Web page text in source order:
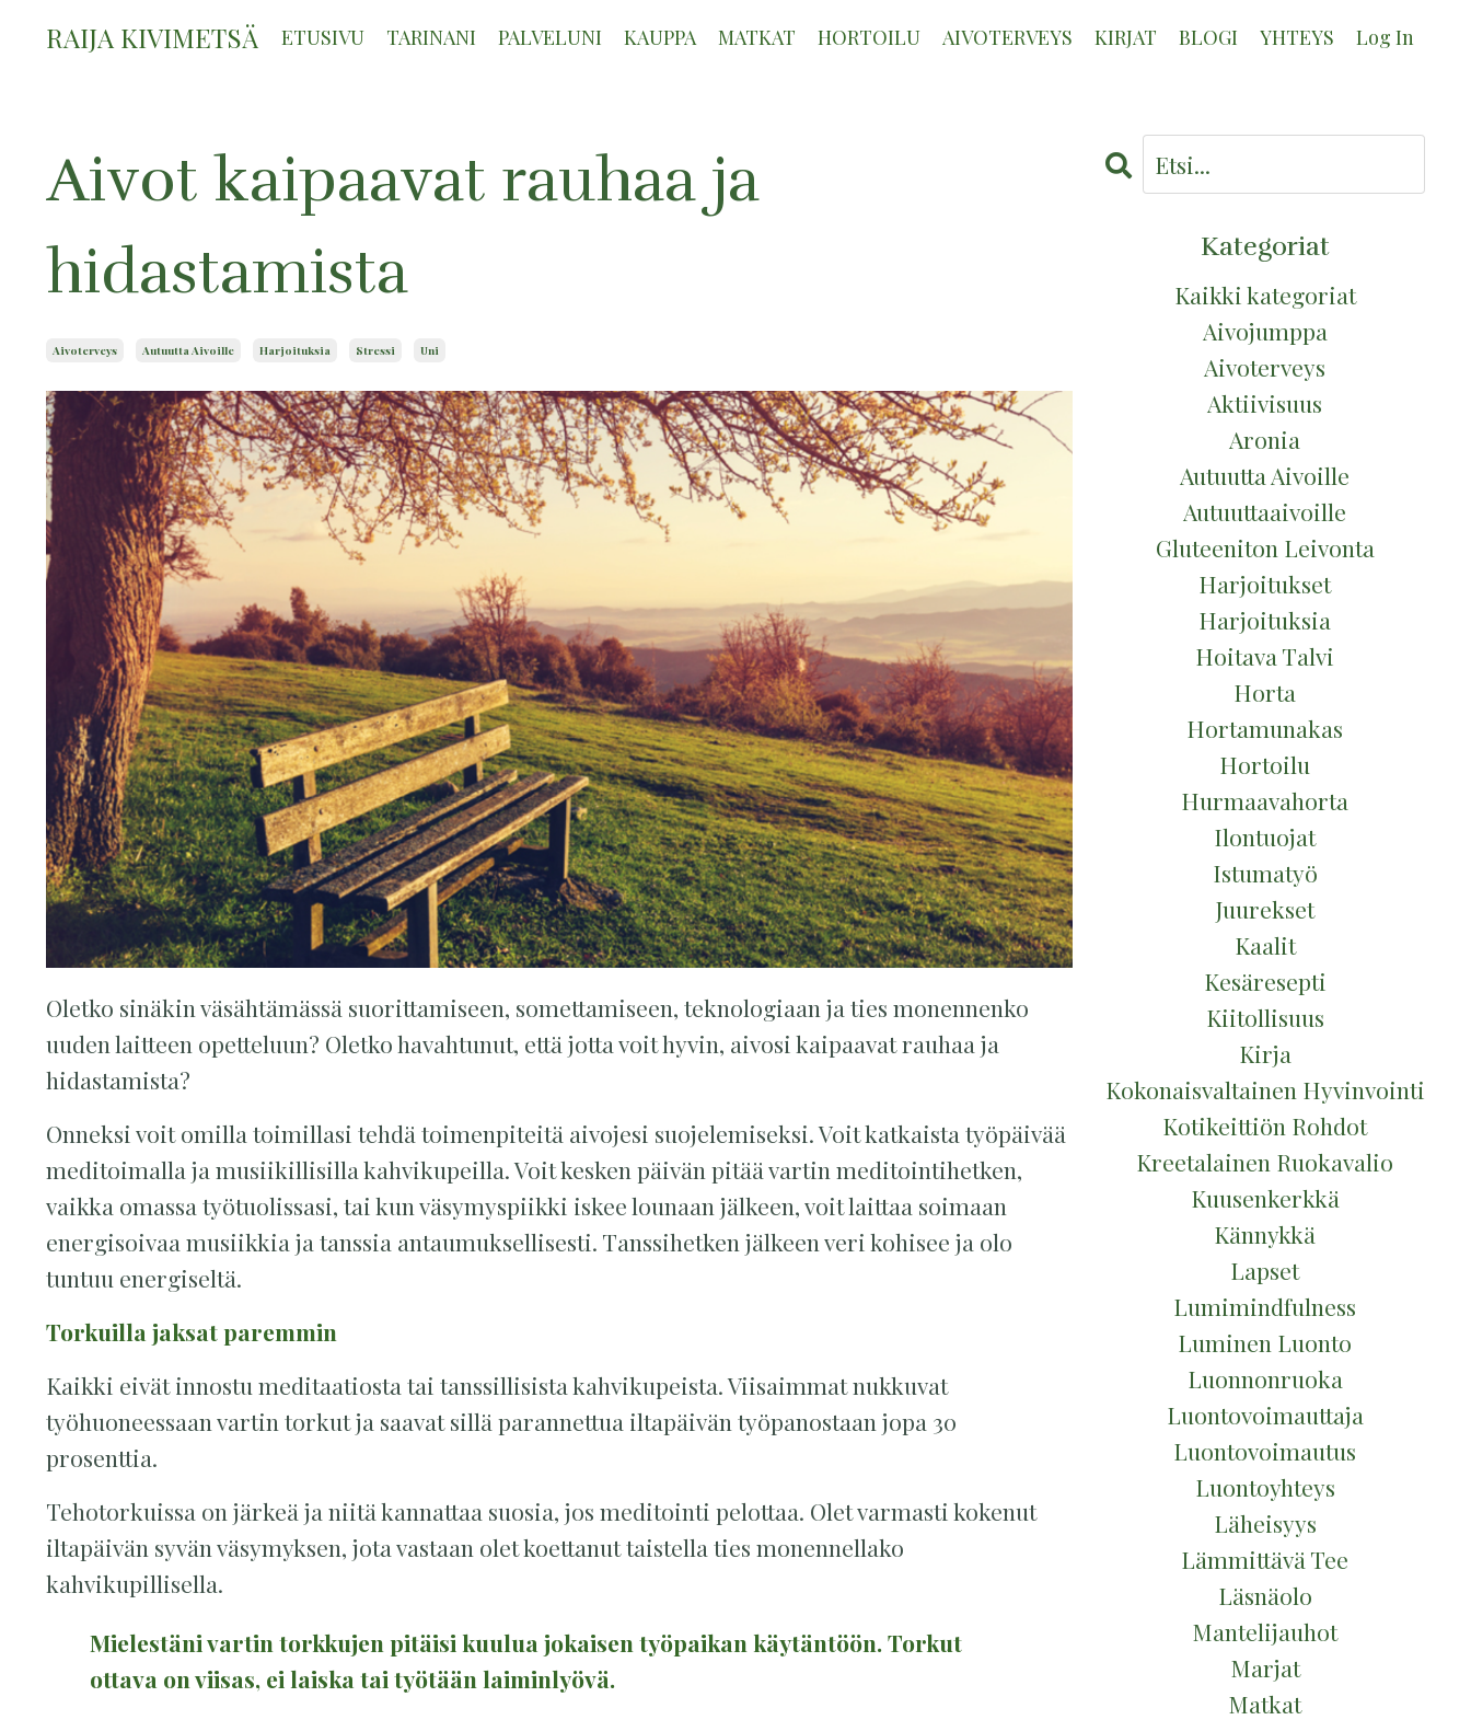
RAIJA KIVIMETSÄ ETUSIVU TARINANI PALVELUNI KAUPPA MATKAT HORTOILU AIVOTERVEYS KIRJAT BLOGI YHTEYS Log In
Aivot kaipaavat rauhaa ja
hidastamista
Aivoterveys Autuutta Aivoille Harjoituksia Stressi Uni
Oletko sinäkin väsähtämässä suorittamiseen, somettamiseen, teknologiaan ja ties monennenko
uuden laitteen opetteluun? Oletko havahtunut, että jotta voit hyvin, aivosi kaipaavat rauhaa ja
hidastamista?
Onneksi voit omilla toimillasi tehdä toimenpiteitä aivojesi suojelemiseksi. Voit katkaista työpäivää
meditoimalla ja musiikillisilla kahvikupeilla. Voit kesken päivän pitää vartin meditointihetken,
vaikka omassa työtuolissasi, tai kun väsymyspiikki iskee lounaan jälkeen, voit laittaa soimaan
energisoivaa musiikkia ja tanssia antaumuksellisesti. Tanssihetken jälkeen veri kohisee ja olo
tuntuu energiseltä.
Torkuilla jaksat paremmin
Kaikki eivät innostu meditaatiosta tai tanssillisista kahvikupeista. Viisaimmat nukkuvat
työhuoneessaan vartin torkut ja saavat sillä parannettua iltapäivän työpanostaan jopa 30
prosenttia.
Tehotorkuissa on järkeä ja niitä kannattaa suosia, jos meditointi pelottaa. Olet varmasti kokenut
iltapäivän syvän väsymyksen, jota vastaan olet koettanut taistella ties monennellako
kahvikupillisella.
Mielestäni vartin torkkujen pitäisi kuulua jokaisen työpaikan käytäntöön. Torkut
ottava on viisas, ei laiska tai työtään laiminlyövä.
Kategoriat
Kaikki kategoriat
Aivojumppa
Aivoterveys
Aktiivisuus
Aronia
Autuutta Aivoille
Autuuttaaivoille
Gluteeniton Leivonta
Harjoitukset
Harjoituksia
Hoitava Talvi
Horta
Hortamunakas
Hortoilu
Hurmaavahorta
Ilontuojat
Istumatyö
Juurekset
Kaalit
Kesäresepti
Kiitollisuus
Kirja
Kokonaisvaltainen Hyvinvointi
Kotikeittiön Rohdot
Kreetalainen Ruokavalio
Kuusenkerkkä
Kännykkä
Lapset
Lumimindfulness
Luminen Luonto
Luonnonruoka
Luontovoimauttaja
Luontovoimautus
Luontoyhteys
Läheisyys
Lämmittävä Tee
Läsnäolo
Mantelijauhot
Marjat
Matkat